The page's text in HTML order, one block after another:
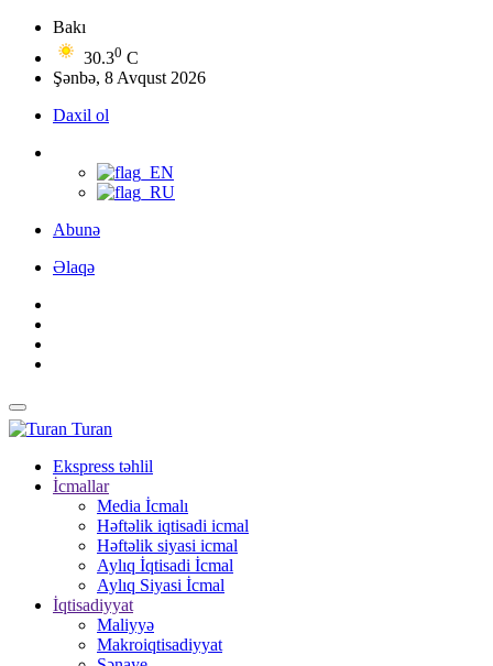
Bakı
30.30 C
Şənbə, 8 Avqust 2026
Daxil ol
Abunə
Əlaqə
Turan
Ekspress təhlil
İcmallar
Media İcmalı
Həftəlik iqtisadi icmal
Həftəlik siyasi icmal
Aylıq İqtisadi İcmal
Aylıq Siyasi İcmal
İqtisadiyyat
Maliyyə
Makroiqtisadiyyat